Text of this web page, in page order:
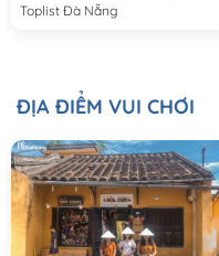
Toplist Đà Nẵng
ĐỊA ĐIỂM VUI CHƠI